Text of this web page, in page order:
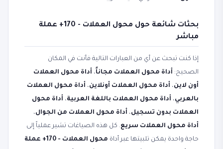
بحثات شائعة حول محول العملات - 170+ عملة
مباشر
إذا كنت تبحث عن أي من العبارات التالية فأنت في المكان
الصحيح: أداة محول العملات مجاناً، أداة محول العملات
أون لاين، أداة محول العملات أونلاين، أداة محول العملات
بالعربي، أداة محول العملات باللغة العربية، أداة محول
العملات بدون تسجيل، أداة محول العملات من الجوال،
أداة محول العملات سريع. كل هذه الصياغات تشير عملياً إلى
حاجة واحدة يمكن تلبيتها عبر أداة
محول العملات - 170+ عملة